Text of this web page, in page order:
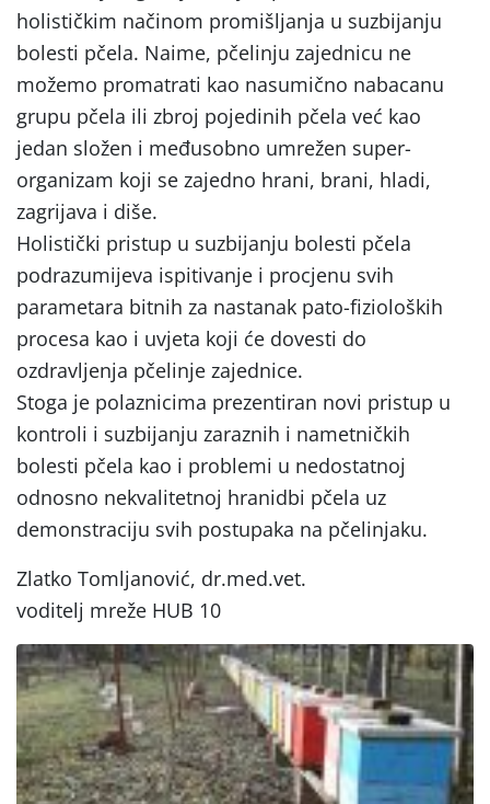
holističkim načinom promišljanja u suzbijanju
bolesti pčela. Naime, pčelinju zajednicu ne
možemo promatrati kao nasumično nabacanu
grupu pčela ili zbroj pojedinih pčela već kao
jedan složen i međusobno umrežen super-
organizam koji se zajedno hrani, brani, hladi,
zagrijava i diše.
Holistički pristup u suzbijanju bolesti pčela
podrazumijeva ispitivanje i procjenu svih
parametara bitnih za nastanak pato-fizioloških
procesa kao i uvjeta koji će dovesti do
ozdravljenja pčelinje zajednice.
Stoga je polaznicima prezentiran novi pristup u
kontroli i suzbijanju zaraznih i nametničkih
bolesti pčela kao i problemi u nedostatnoj
odnosno nekvalitetnoj hranidbi pčela uz
demonstraciju svih postupaka na pčelinjaku.
Zlatko Tomljanović, dr.med.vet.
voditelj mreže HUB 10